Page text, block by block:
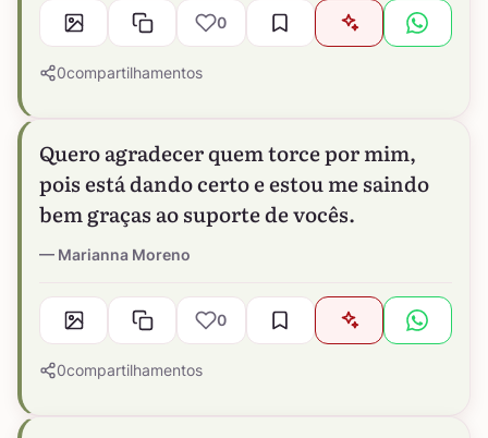
0
0compartilhamentos
Quero agradecer quem torce por mim,
pois está dando certo e estou me saindo
bem graças ao suporte de vocês.
Marianna Moreno
0
0compartilhamentos